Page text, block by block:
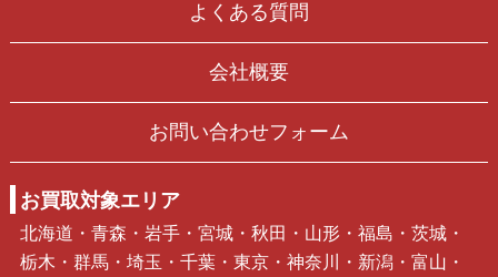
よくある質問
会社概要
お問い合わせフォーム
お買取対象エリア
北海道・青森・岩手・宮城・秋田・山形・福島・茨城・
栃木・群馬・埼玉・千葉・東京・神奈川・新潟・富山・